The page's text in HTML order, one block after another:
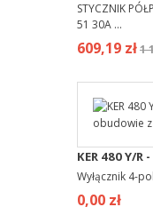
STYCZNIK
51 30A ...
609,19 zł1
KER 480 Y/R
Wyłącznik 4-
0,00 zł